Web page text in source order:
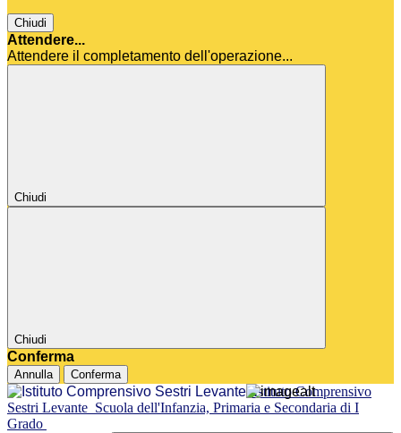
Chiudi
Attendere...
Attendere il completamento dell'operazione...
Chiudi
Chiudi
Conferma
Annulla Conferma
Istituto Comprensivo
Sestri Levante Scuola dell'Infanzia, Primaria e Secondaria di I
Grado